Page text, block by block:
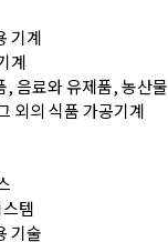
기계
계
, 음료와 유제품, 농산물
외의 식품 가공기계
템
기술